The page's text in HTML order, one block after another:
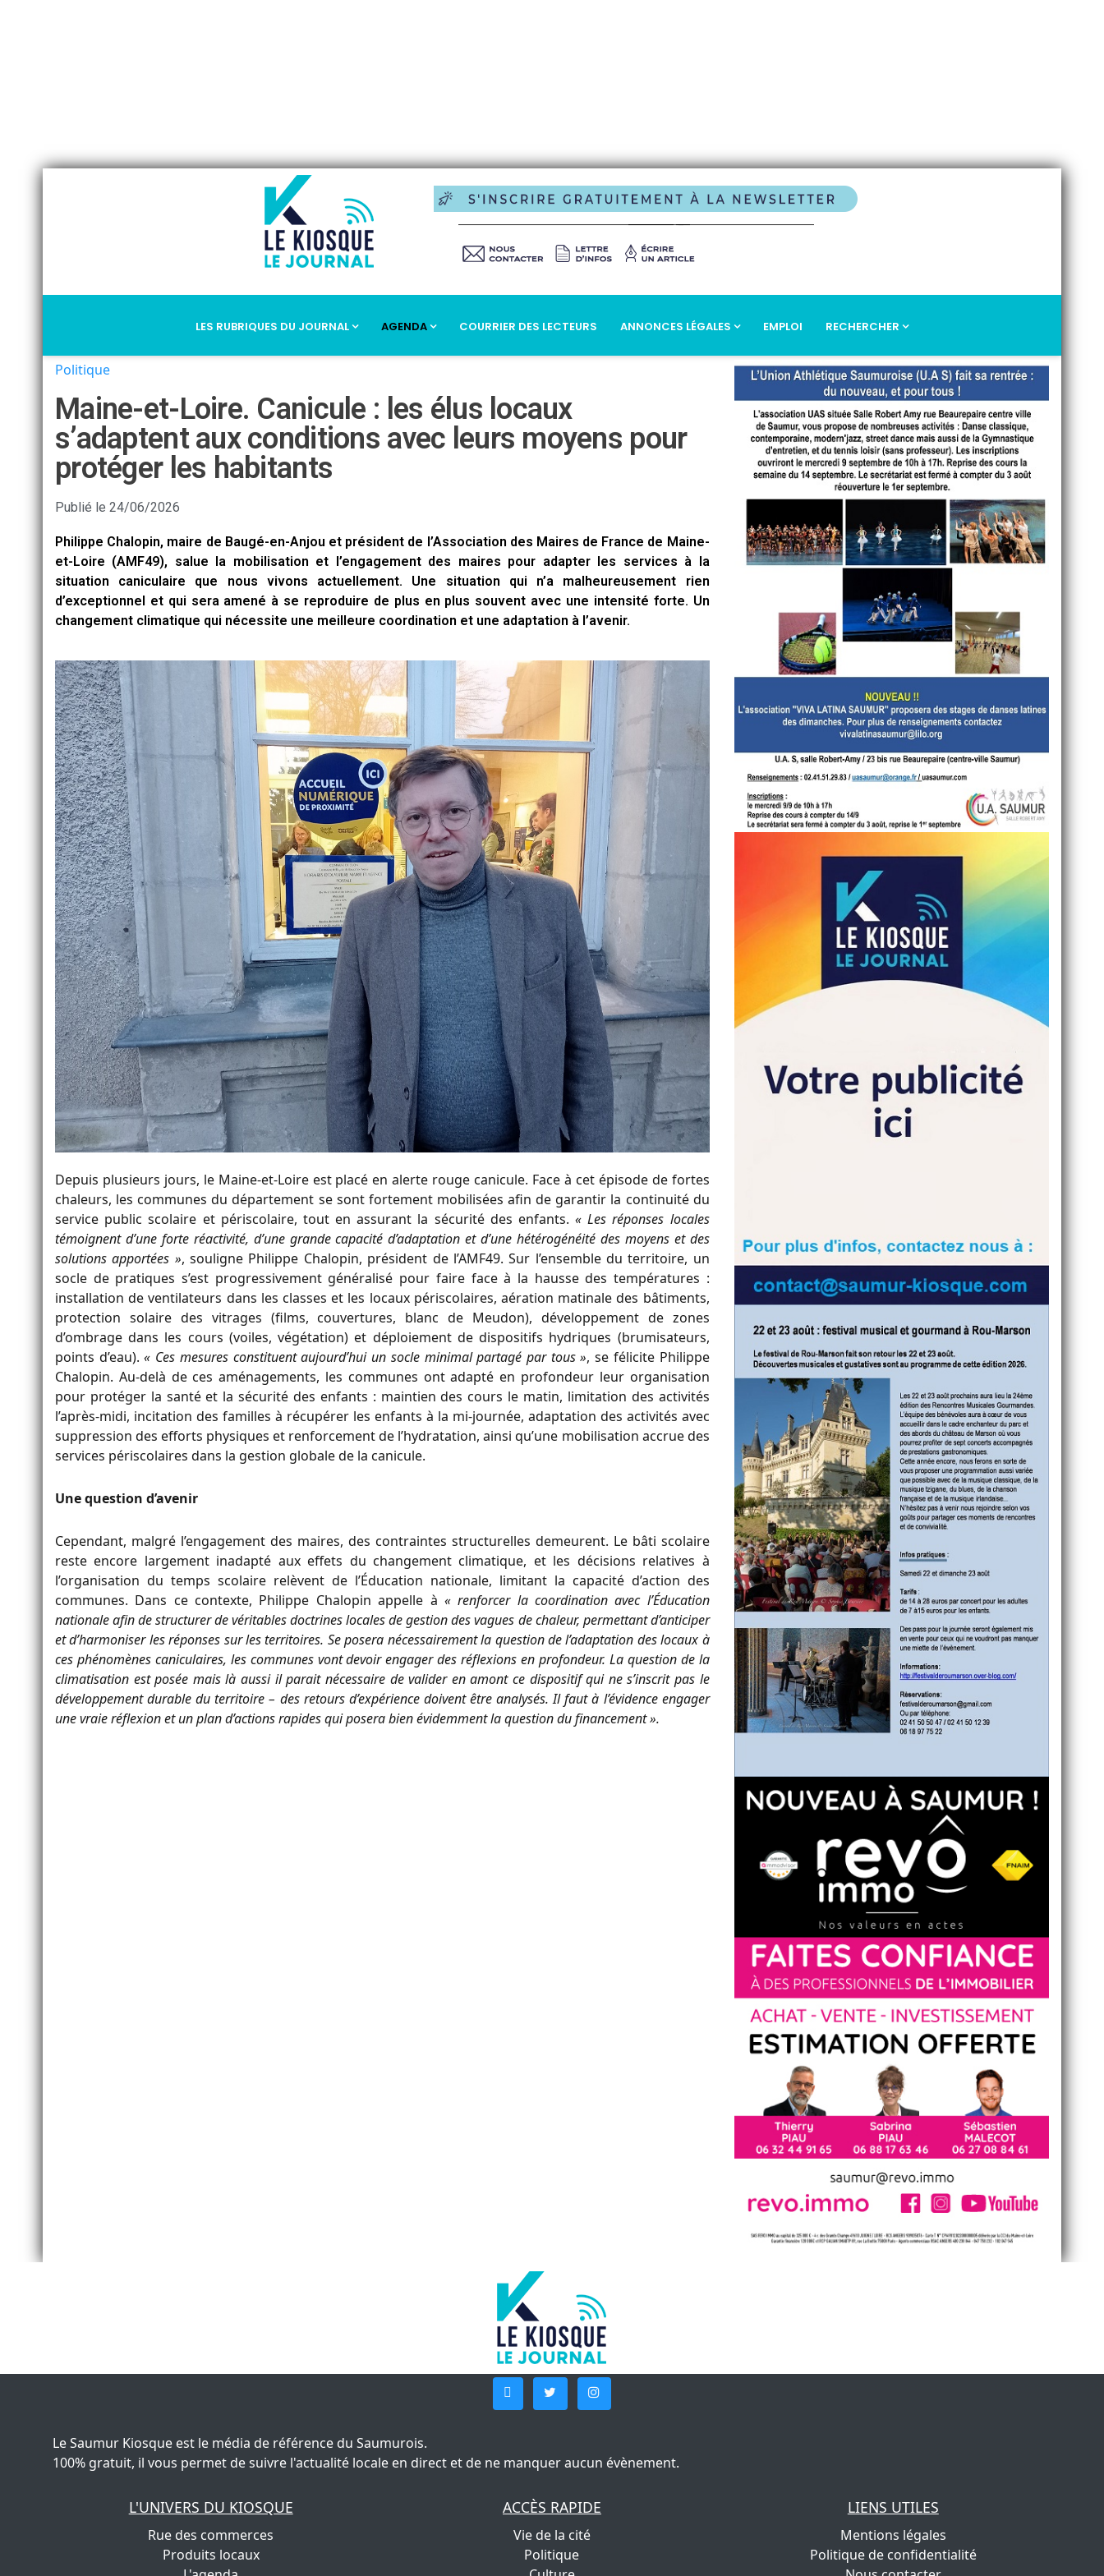
LES RUBRIQUES DU JOURNAL AGENDA COURRIER DES LECTEURS ANNONCES LÉGALES EMPLOI RECHERCHER
Politique
Maine-et-Loire. Canicule : les élus locaux
s’adaptent aux conditions avec leurs moyens pour
protéger les habitants
Publié le 24/06/2026
Philippe Chalopin, maire de Baugé-en-Anjou et président de l’Association des Maires de France de Maine-
et-Loire (AMF49), salue la mobilisation et l’engagement des maires pour adapter les services à la
situation caniculaire que nous vivons actuellement. Une situation qui n’a malheureusement rien
d’exceptionnel et qui sera amené à se reproduire de plus en plus souvent avec une intensité forte. Un
changement climatique qui nécessite une meilleure coordination et une adaptation à l’avenir.
Depuis plusieurs jours, le Maine-et-Loire est placé en alerte rouge canicule. Face à cet épisode de fortes
chaleurs, les communes du département se sont fortement mobilisées afin de garantir la continuité du
service public scolaire et périscolaire, tout en assurant la sécurité des enfants.« Les réponses locales
témoignent d’une forte réactivité, d’une grande capacité d’adaptation et d’une hétérogénéité des moyens et des
solutions apportées », souligne Philippe Chalopin, président de l’AMF49. Sur l’ensemble du territoire, un
socle de pratiques s’est progressivement généralisé pour faire face à la hausse des températures :
installation de ventilateurs dans les classes et les locaux périscolaires, aération matinale des bâtiments,
protection solaire des vitrages (films, couvertures, blanc de Meudon), développement de zones
d’ombrage dans les cours (voiles, végétation) et déploiement de dispositifs hydriques (brumisateurs,
points d’eau).« Ces mesures constituent aujourd’hui un socle minimal partagé par tous », se félicite Philippe
Chalopin. Au-delà de ces aménagements, les communes ont adapté en profondeur leur organisation
pour protéger la santé et la sécurité des enfants : maintien des cours le matin, limitation des activités
l’après-midi, incitation des familles à récupérer les enfants à la mi-journée, adaptation des activités avec
suppression des efforts physiques et renforcement de l’hydratation, ainsi qu’une mobilisation accrue des
services périscolaires dans la gestion globale de la canicule.
Une question d’avenir
Cependant, malgré l’engagement des maires, des contraintes structurelles demeurent. Le bâti scolaire
reste encore largement inadapté aux effets du changement climatique, et les décisions relatives à
l’organisation du temps scolaire relèvent de l’Éducation nationale, limitant la capacité d’action des
communes. Dans ce contexte, Philippe Chalopin appelle à « renforcer la coordination avec l’Éducation
nationale afin de structurer de véritables doctrines locales de gestion des vagues de chaleur, permettant d’anticiper
et d’harmoniser les réponses sur les territoires. Se posera nécessairement la question de l’adaptation des locaux à
ces phénomènes caniculaires, les communes vont devoir engager des réflexions en profondeur. La question de la
climatisation est posée mais là aussi il parait nécessaire de valider en amont ce dispositif qui ne s’inscrit pas le
développement durable du territoire – des retours d’expérience doivent être analysés. Il faut à l’évidence engager
une vraie réflexion et un plan d’actions rapides qui posera bien évidemment la question du financement ».
Le Saumur Kiosque est le média de référence du Saumurois.
100% gratuit, il vous permet de suivre l'actualité locale en direct et de ne manquer aucun évènement.
L'UNIVERS DU KIOSQUE
Rue des commerces
Produits locaux
ACCÈS RAPIDE
Vie de la cité
Politique
LIENS UTILES
Mentions légales
Politique de confidentialité